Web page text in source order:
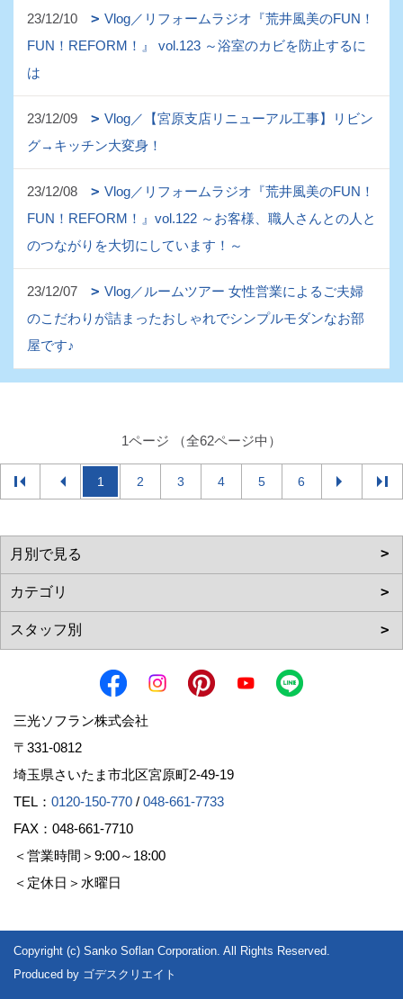
23/12/10
Vlog／リフォームラジオ『荒井風美のFUN！
FUN！REFORM！』 vol.123 ～浴室のカビを防止するに
は
23/12/09
Vlog／【宮原支店リニューアル工事】リビン
グ→キッチン大変身！
23/12/08
Vlog／リフォームラジオ『荒井風美のFUN！
FUN！REFORM！』vol.122 ～お客様、職人さんとの人と
のつながりを大切にしています！～
23/12/07
Vlog／ルームツアー 女性営業によるご夫婦
のこだわりが詰まったおしゃれでシンプルモダンなお部
屋です♪
1ページ （全62ページ中）
1 2 3 4 5 6
三光ソフラン株式会社
〒331-0812
埼玉県さいたま市北区宮原町2-49-19
TEL： 0120-150-770 / 048-661-7733
FAX：048-661-7710
＜営業時間＞9:00～18:00
＜定休日＞水曜日
Copyright (c) Sanko Soflan Corporation. All Rights Reserved.
Produced by ゴデスクリエイト